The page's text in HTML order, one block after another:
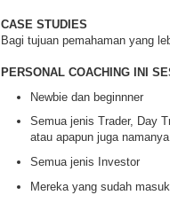
CASE STUDIES
Bagi tujuan pemahaman yang
PERSONAL COACHING INI
Newbie dan beginnner
Semua jenis Trader, Day
atau apapun juga
Semua jenis Investor
Mereka yang sudah